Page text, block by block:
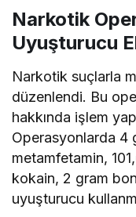
Narkotik
Uyuşturucu
Narkotik suçlarla
düzenlendi. Bu
hakkında işlem
Operasyonlarda 4
metamfetamin,
kokain, 2 gram
uyuşturucu